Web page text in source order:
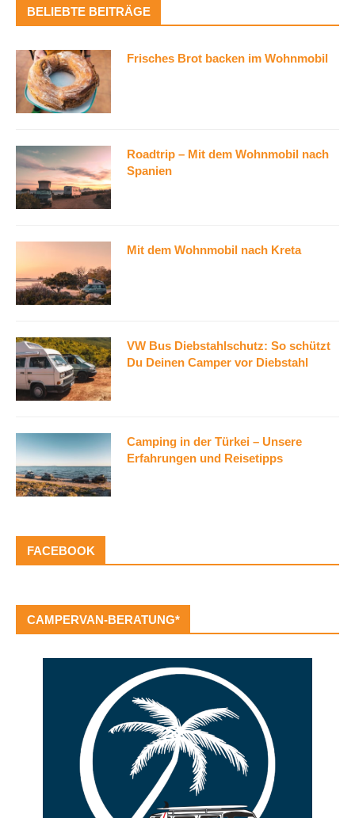
BELIEBTE BEITRÄGE
Frisches Brot backen im Wohnmobil
Roadtrip – Mit dem Wohnmobil nach
Spanien
Mit dem Wohnmobil nach Kreta
VW Bus Diebstahlschutz: So schützt
Du Deinen Camper vor Diebstahl
Camping in der Türkei – Unsere
Erfahrungen und Reisetipps
FACEBOOK
CAMPERVAN-BERATUNG*